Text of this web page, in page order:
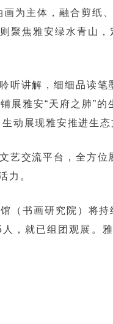
为主体，融合剪纸
聚焦雅安绿水青山
听讲解，细细品读
展雅安“天府之肺”
动展现雅安推进生态
艺交流平台，全方
力。
（书画研究院）将
，就已组团观展。